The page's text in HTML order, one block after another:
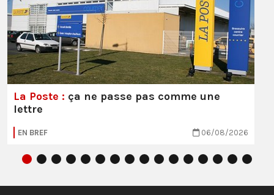
La Poste : ça ne passe pas comme une
lettre
EN BREF 06/08/2026